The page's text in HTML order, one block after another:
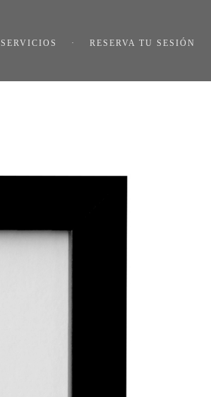
SERVICIOS · RESERVA TU SESIÓN